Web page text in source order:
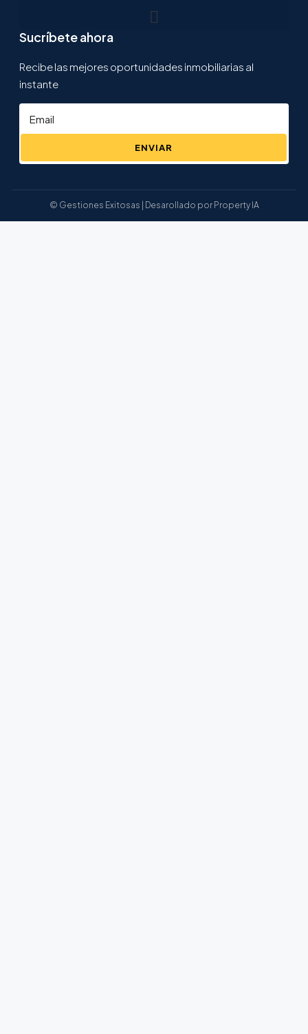
Sucríbete ahora
Recibe las mejores oportunidades inmobiliarias al
instante
ENVIAR
© Gestiones Exitosas | Desarollado por Property IA